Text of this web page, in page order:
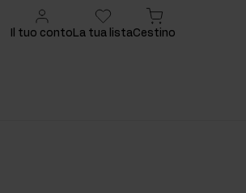
Il tuo conto La tua listaCestino